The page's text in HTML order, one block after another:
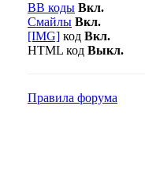
BB коды Вкл.
Смайлы Вкл.
[IMG] код Вкл.
HTML код Выкл.
Правила форума